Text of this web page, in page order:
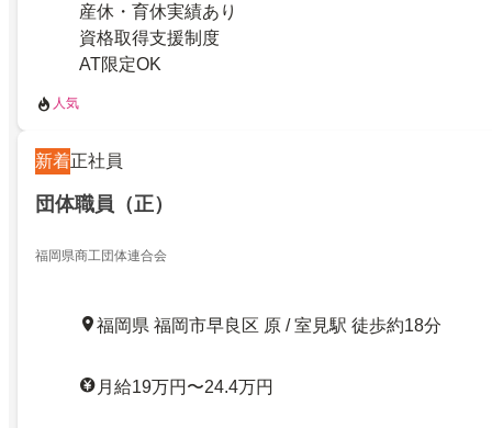
産休・育休実績あり
資格取得支援制度
AT限定OK
人気
新着正社員
団体職員（正）
福岡県商工団体連合会
福岡県 福岡市早良区 原 / 室見駅 徒歩約18分
月給19万円〜24.4万円